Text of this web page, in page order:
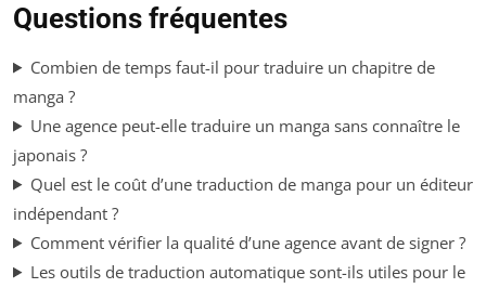
Questions fréquentes
Combien de temps faut-il pour traduire un chapitre de
manga ?
Une agence peut-elle traduire un manga sans connaître le
japonais ?
Quel est le coût d’une traduction de manga pour un éditeur
indépendant ?
Comment vérifier la qualité d’une agence avant de signer ?
Les outils de traduction automatique sont-ils utiles pour le